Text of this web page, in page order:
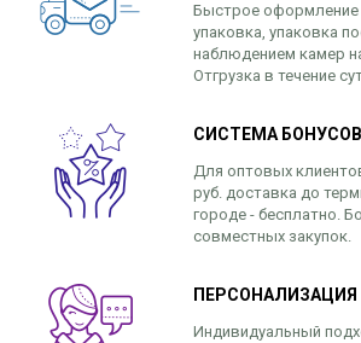
Быстрое оформление
упаковка, упаковка
наблюдением камер
Отгрузка в течение
СИСТЕМА БОНУСОВ
Для оптовых
руб. доставка до
городе - бесплатно.
совместных закупок.
ПЕРСОНАЛИЗАЦИЯ
Индивидуальный